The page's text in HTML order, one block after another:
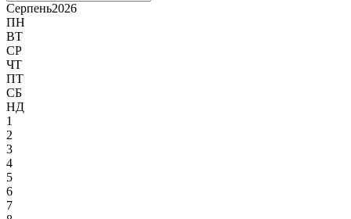
Серпень2026
ПН
ВТ
СР
ЧТ
ПТ
СБ
НД
1
2
3
4
5
6
7